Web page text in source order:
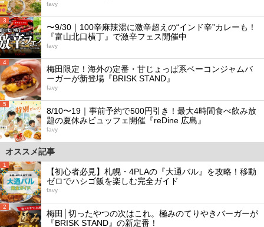
favy
3
〜9/30｜100辛麻辣湯に激辛超えの“インド辛”カレーも！
『富山北口横丁』で激辛フェス開催中
favy
4
梅田限定！海外の定番・甘じょっぱ系ベーコンジャムバ
ーガーが新登場『BRISK STAND』
favy
5
8/10〜19｜事前予約で500円引き！最大4時間食べ飲み放
題の夏休みビュッフェ開催『reDine 広島』
favy
オススメ記事
1
【初心者必見】札幌・4PLAの『大通バル』を攻略！移動
ゼロでハシゴ飯を楽しむ完全ガイド
favy
2
梅田│切ったやつの次はこれ。極みのてりやきバーガーが
『BRISK STAND』の新定番！